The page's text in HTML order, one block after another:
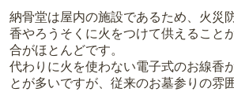
納骨堂は屋内の施設であるため、火災
香やろうそくに火をつけて供えること
合がほとんどです。
代わりに火を使わない電子式のお線香
とが多いですが、従来のお墓参りの雰